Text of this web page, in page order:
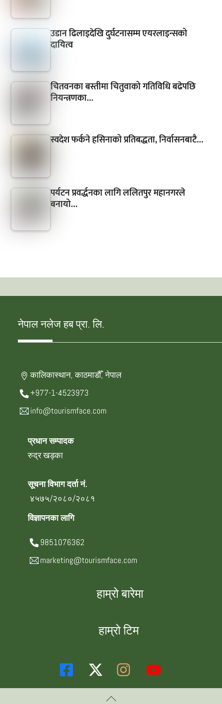
उडान ढिलाइदेखि दुर्घटनासम्म एयरलाइन्सको
दायित्व
चितवनका बस्तीमा चितुवाको गतिविधि बढेपछि
नियन्त्रणका…
स्वदेश फर्कने हसिनाको प्रतिबद्धता, निर्वासनबाटै…
पर्यटन प्रवर्द्धनका लागि ललितपुर महानगरले
बनायो…
नेपाल नलेज हब प्रा. लि.
कालिकास्थान, काठमाडौँ, नेपाल
+977-1-4523973
info@tourismface.com
प्रधान सम्पादक
रुद्र खड्का
सूचना विभाग दर्ता नं.
४५७५/२०८०/२०८१
विज्ञापनका लागि
9851076362
marketing@tourismface.com
हाम्रो बारेमा
हाम्रो टिम
Back